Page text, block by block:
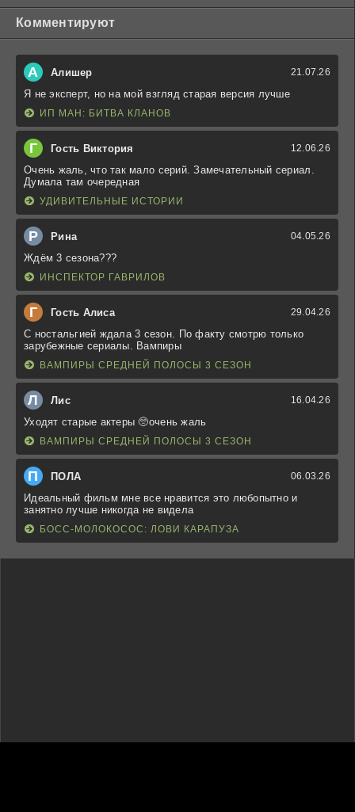
Комментируют
А Алишер 21.07.26
Я не эксперт, но на мой взгляд старая версия лучше
ИП МАН: БИТВА КЛАНОВ
Г Гость Виктория 12.06.26
Очень жаль, что так мало серий. Замечательный сериал.
Думала там очередная
УДИВИТЕЛЬНЫЕ ИСТОРИИ
Р Рина 04.05.26
Ждём 3 сезона???
ИНСПЕКТОР ГАВРИЛОВ
Г Гость Алиса 29.04.26
С ностальгией ждала 3 сезон. По факту смотрю только
зарубежные сериалы. Вампиры
ВАМПИРЫ СРЕДНЕЙ ПОЛОСЫ 3 СЕЗОН
Л Лис 16.04.26
Уходят старые актеры 🥺очень жаль
ВАМПИРЫ СРЕДНЕЙ ПОЛОСЫ 3 СЕЗОН
П ПОЛА 06.03.26
Идеальный фильм мне все нравится это любопытно и
занятно лучше никогда не видела
БОСС-МОЛОКОСОС: ЛОВИ КАРАПУЗА